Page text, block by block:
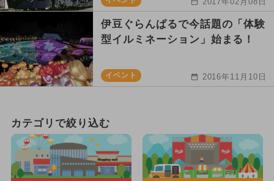
伊豆ぐらんぱるで今話題の「体験
型イルミネーション」始まる！
イベント 2016年11月10日
カテゴリで絞り込む